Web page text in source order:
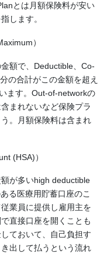
とは月額保険料が安い
します。
）
額で、Deductible、Co-
の合計がこの金額を超え
ます。Out-of-networkの
まれないなど保険プラ
。月額保険料は含まれ
(HSA)）
が多いhigh deductible
る医療用貯蓄口座のこ
業員に提供し雇用主を
直接口座を開くことも
ておいて、自己負担す
出して払うという流れ